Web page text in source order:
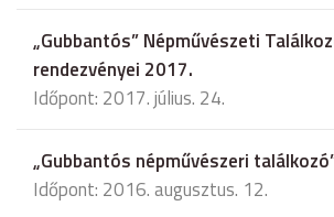
„Gubbantós” Népművészeti
rendezvényei 2017.
Időpont: 2017. július. 24.
„Gubbantós népművészeri
Időpont: 2016. augusztus. 12.